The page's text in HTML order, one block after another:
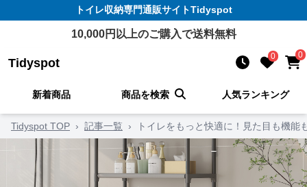
トイレ収納専門通販サイトTidyspot
10,000円以上のご購入で送料無料
Tidyspot 0 0
新着商品 商品を検索 人気ランキング
Tidyspot TOP › 記事一覧 › トイレをもっと快適に！見た目も機能